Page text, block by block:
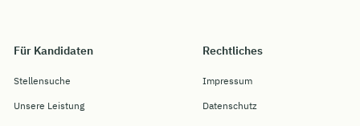
Für Kandidaten
Stellensuche
Unsere Leistung
Rechtliches
Impressum
Datenschutz